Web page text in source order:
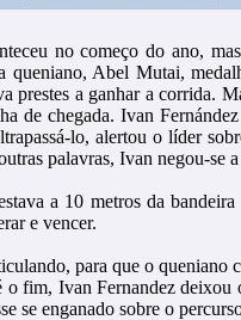
no começo do ano,
queniano, Abel Mutai,
prestes a ganhar a corrida.
de chegada. Ivan
lo, alertou o líder
palavras, Ivan negou-se
a 10 metros da
e vencer.
para que o queniano
o fim, Ivan Fernandez deixou
se enganado sobre o